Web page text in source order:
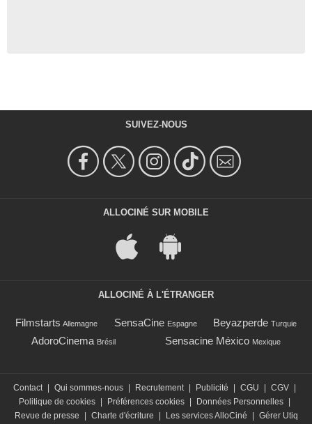
SUIVEZ-NOUS
ALLOCINÉ SUR MOBILE
ALLOCINÉ À L'ÉTRANGER
Filmstarts Allemagne SensaCine Espagne Beyazperde Turquie
AdoroCinema Brésil Sensacine México Mexique
Contact | Qui sommes-nous | Recrutement | Publicité | CGU | CGV |
Politique de cookies | Préférences cookies | Données Personnelles |
Revue de presse
| Charte d'écriture | Les services AlloCiné | Gérer Utiq